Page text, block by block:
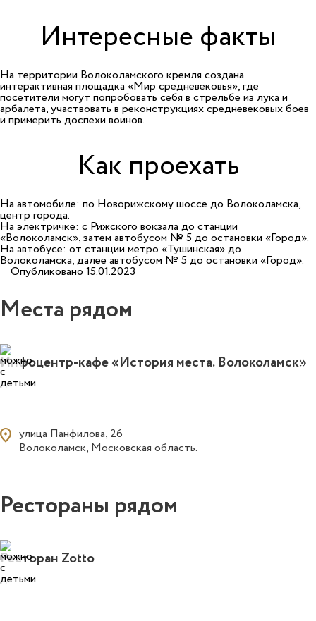
Интересные факты
На территории Волоколамского кремля создана
интерактивная площадка «Мир средневековья», где
посетители могут попробовать себя в стрельбе из лука и
арбалета, участвовать в реконструкциях средневековых боев
и примерить доспехи воинов.
Как проехать
На автомобиле: по Новорижскому шоссе до Волоколамска,
центр города.
На электричке: с Рижского вокзала до станции
«Волоколамск», затем автобусом № 5 до остановки «Город».
На автобусе: от станции метро «Тушинская» до
Волоколамска, далее автобусом № 5 до остановки «Город».
Опубликовано 15.01.2023
Места рядом
2
Инфоцентр‑кафе «История места. Волоколамск»
улица Панфилова, 26
Волоколамск, Московская область.
Рестораны рядом
Ресторан Zotto